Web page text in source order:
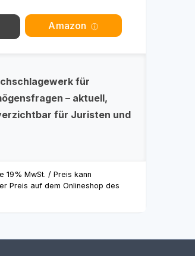
Amazon
für
– aktuell,
für Juristen und
19% MwSt. / Preis kann
Preis auf dem Onlineshop des